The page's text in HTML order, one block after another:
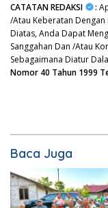
CATATAN REDAKSI :
/Atau Keberatan
Diatas, Anda Dapat
Sanggahan Dan /Atau
Sebagaimana Diatur
Nomor 40 Tahun 1999
Baca Juga